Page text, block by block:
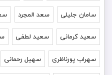
سامان جلیلی سعد المجرد
سعید کرمانی سعید لطفی
سهراب پورناظری سهیل رحمانی